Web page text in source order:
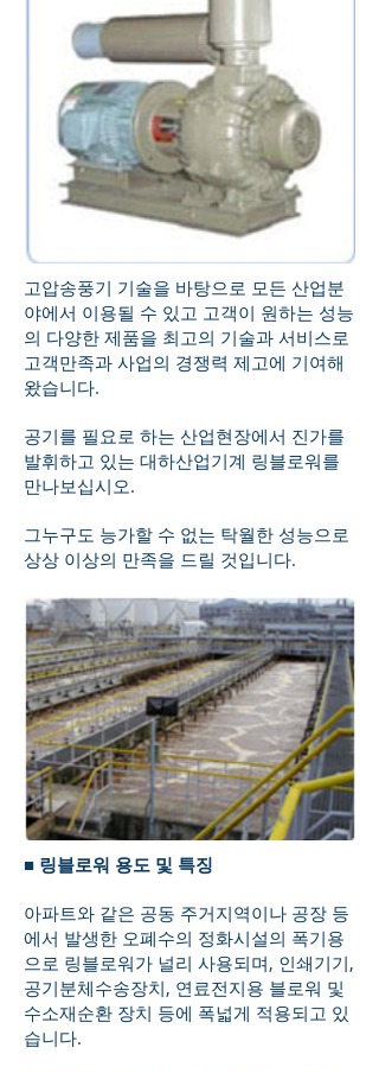
고압송풍기 기술을 바탕으로 모든 산업분
야에서 이용될 수 있고 고객이 원하는 성능
의 다양한 제품을 최고의 기술과 서비스로
고객만족과 사업의 경쟁력 제고에 기여해
왔습니다.
공기를 필요로 하는 산업현장에서 진가를
발휘하고 있는 대하산업기계 링블로워를
만나보십시오.
그누구도 능가할 수 없는 탁월한 성능으로
상상 이상의 만족을 드릴 것입니다.
■ 링블로워 용도 및 특징
아파트와 같은 공동 주거지역이나 공장 등
에서 발생한 오폐수의 정화시설의 폭기용
으로 링블로워가 널리 사용되며, 인쇄기기,
공기분체수송장치, 연료전지용 블로워 및
수소재순환 장치 등에 폭넓게 적용되고 있
습니다.